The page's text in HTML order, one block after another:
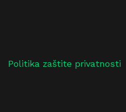
Politika zaštite privatnosti